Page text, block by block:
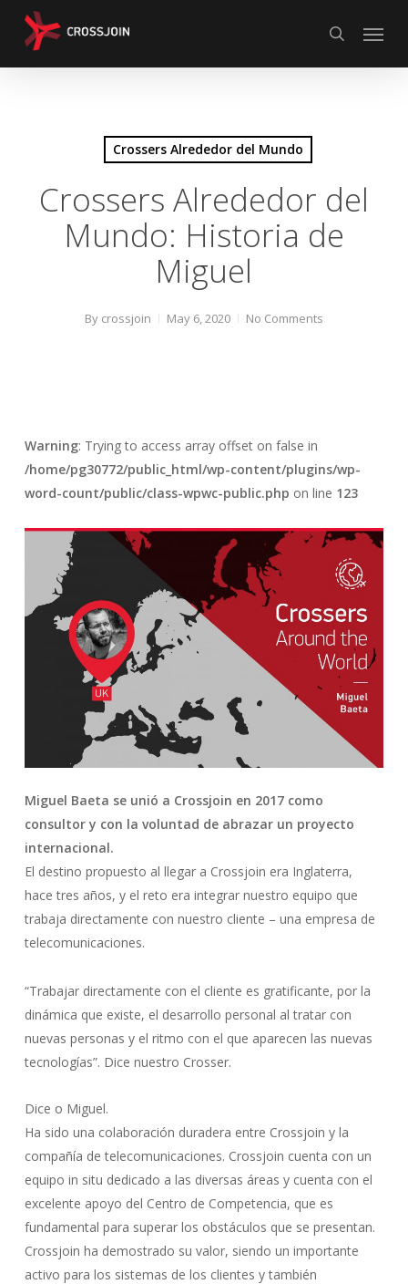
search
Menu
Crossers Alrededor del Mundo
Crossers Alrededor del
Mundo: Historia de
Miguel
By crossjoin May 6, 2020 No Comments
Warning: Trying to access array offset on false in
/home/pg30772/public_html/wp-content/plugins/wp-
word-count/public/class-wpwc-public.php on line 123
Miguel Baeta se unió a Crossjoin en 2017 como
consultor y con la voluntad de abrazar un proyecto
internacional.
El destino propuesto al llegar a Crossjoin era Inglaterra,
hace tres años, y el reto era integrar nuestro equipo que
trabaja directamente con nuestro cliente – una empresa de
telecomunicaciones.
“Trabajar directamente con el cliente es gratificante, por la
dinámica que existe, el desarrollo personal al tratar con
nuevas personas y el ritmo con el que aparecen las nuevas
tecnologías”. Dice nuestro Crosser.
Dice o Miguel.
Ha sido una colaboración duradera entre Crossjoin y la
compañía de telecomunicaciones. Crossjoin cuenta con un
equipo in situ dedicado a las diversas áreas y cuenta con el
excelente apoyo del Centro de Competencia, que es
fundamental para superar los obstáculos que se presentan.
Crossjoin ha demostrado su valor, siendo un importante
activo para los sistemas de los clientes y también